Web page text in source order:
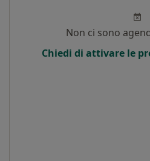
Non ci sono
Chiedi di attivare le